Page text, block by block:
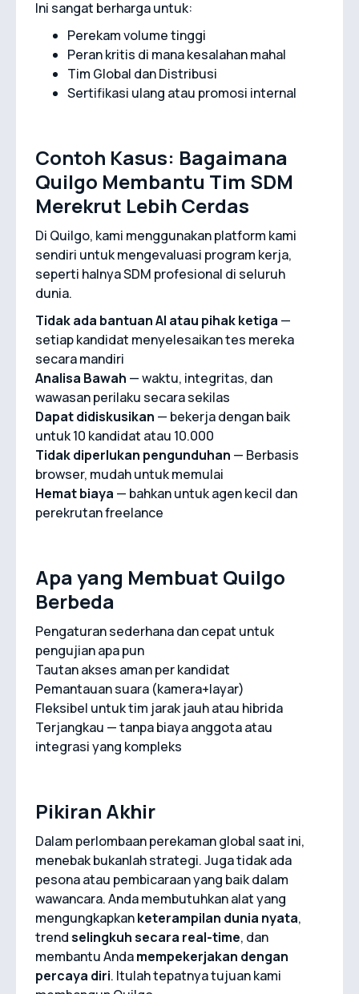
Ini sangat berharga untuk:
Perekam volume tinggi
Peran kritis di mana kesalahan mahal
Tim Global dan Distribusi
Sertifikasi ulang atau promosi internal
Contoh Kasus: Bagaimana
Quilgo Membantu Tim SDM
Merekrut Lebih Cerdas
Di Quilgo, kami menggunakan platform kami
sendiri untuk mengevaluasi program kerja,
seperti halnya SDM profesional di seluruh
dunia.
Tidak ada bantuan AI atau pihak ketiga —
setiap kandidat menyelesaikan tes mereka
secara mandiri
Analisa Bawah — waktu, integritas, dan
wawasan perilaku secara sekilas
Dapat didiskusikan — bekerja dengan baik
untuk 10 kandidat atau 10.000
Tidak diperlukan pengunduhan — Berbasis
browser, mudah untuk memulai
Hemat biaya — bahkan untuk agen kecil dan
perekrutan freelance
Apa yang Membuat Quilgo
Berbeda
Pengaturan sederhana dan cepat untuk
pengujian apa pun
Tautan akses aman per kandidat
Pemantauan suara (kamera+layar)
Fleksibel untuk tim jarak jauh atau hibrida
Terjangkau — tanpa biaya anggota atau
integrasi yang kompleks
Pikiran Akhir
Dalam perlombaan perekaman global saat ini,
menebak bukanlah strategi. Juga tidak ada
pesona atau pembicaraan yang baik dalam
wawancara. Anda membutuhkan alat yang
mengungkapkanketerampilan dunia nyata,
trendselingkuh secara real-time, dan
membantu Andamempekerjakan dengan
percaya diri. Itulah tepatnya tujuan kami